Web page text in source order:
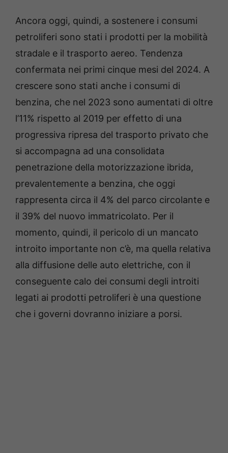
Ancora oggi, quindi, a sostenere i consumi
petroliferi sono stati i prodotti per la mobilità
stradale e il trasporto aereo. Tendenza
confermata nei primi cinque mesi del 2024. A
crescere sono stati anche i consumi di
benzina, che nel 2023 sono aumentati di oltre
l’11% rispetto al 2019 per effetto di una
progressiva ripresa del trasporto privato che
si accompagna ad una consolidata
penetrazione della motorizzazione ibrida,
prevalentemente a benzina, che oggi
rappresenta circa il 4% del parco circolante e
il 39% del nuovo immatricolato. Per il
momento, quindi, il pericolo di un mancato
introito importante non c’è, ma quella relativa
alla diffusione delle auto elettriche, con il
conseguente calo dei consumi degli introiti
legati ai prodotti petroliferi è una questione
che i governi dovranno iniziare a porsi.